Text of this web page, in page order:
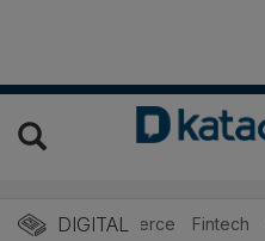
DIGITAL
E-Commerce Fintech